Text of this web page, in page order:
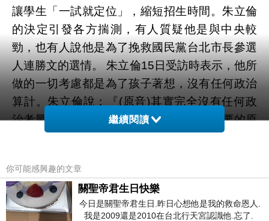
讓學生「一試就定位」，縮短招生時間。朱立倫
的決定引發各方揣測，有人質疑他是與中央較
勁，也有人說他是為了挽救國民黨台北市長參選
人連勝文的選情。 朱立倫15日受訪時表示，他所
做的一切考慮都是為了孩子著想，沒有任何政治
算計。朱立倫說：『(原音)其實完全沒有任何政
治考量
全民英檢文法 app 英文學習
，最重要的原
也是一定要檢討，昨天又是我們全市校長會議，
這個時間點再不檢討，明年就來不及。』 朱立倫
表示，今年的12年國教招生制度複雜，造成考生
繼續閱讀
你可能感興趣的文章
關聖帝君生日快樂
今日是關聖帝君生日.昨日心想他是我的救命恩人.
我是2009還是2010在台北行天宮認識他.忘了.